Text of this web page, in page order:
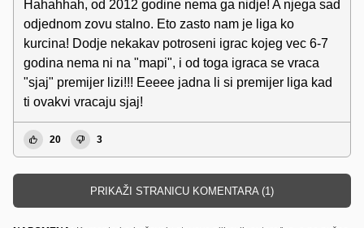
Hahahhah, od 2012 godine nema ga nidje! A njega sad
odjednom zovu stalno. Eto zasto nam je liga ko
kurcina! Dodje nekakav potroseni igrac kojeg vec 6-7
godina nema ni na "mapi", i od toga igraca se vraca
"sjaj" premijer lizi!!! Eeeee jadna li si premijer liga kad
ti ovakvi vracaju sjaj!
20 3
PRIKAŽI STRANICU KOMENTARA (1)